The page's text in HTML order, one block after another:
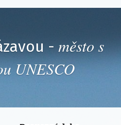
- město s
UNESCO